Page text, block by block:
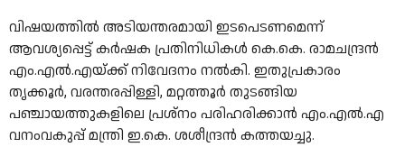
വിഷയത്തിൽ അടിയന്തരമായി ഇടപെടണമെന്ന്
ആവശ്യപ്പെട്ട് കർഷക പ്രതിനിധികൾ കെ.കെ. രാമചന്ദ്രൻ
എം.എൽ.എയ്ക്ക് നിവേദനം നൽകി. ഇതുപ്രകാരം
തൃക്കൂർ, വരന്തരപ്പിള്ളി, മറ്റത്തൂർ തുടങ്ങിയ
പഞ്ചായത്തുകളിലെ പ്രശ്നം പരിഹരിക്കാൻ എം.എൽ.എ
വനംവകുപ്പ് മന്ത്രി ഇ.കെ. ശശീന്ദ്രൻ കത്തയച്ചു.